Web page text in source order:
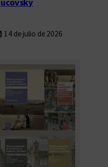
Rucovsky
14 de julio de 2026